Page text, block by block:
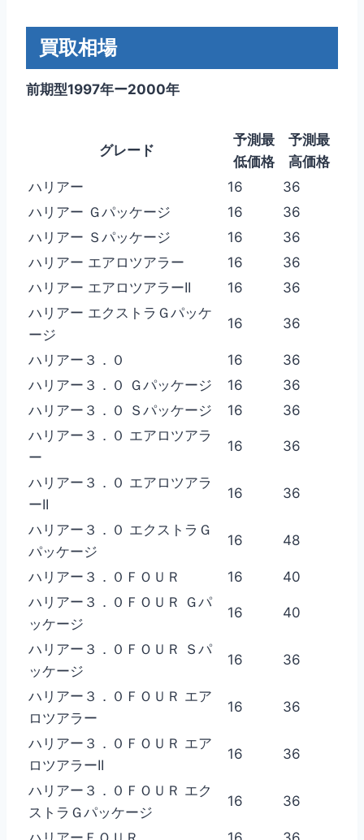
買取相場
前期型1997年ー2000年
グレード
予測最
低価格
予測最
高価格
ハリアー
16
36
ハリアー Ｇパッケージ
16
36
ハリアー Ｓパッケージ
16
36
ハリアー エアロツアラー
16
36
ハリアー エアロツアラーII
16
36
ハリアー エクストラＧパッケ
ージ
16 36
ハリアー３．０ 16
36
ハリアー３．０ Ｇパッケージ
16
36
ハリアー３．０ Ｓパッケージ
16
36
ハリアー３．０ エアロツアラ
ー
16 36
ハリアー３．０ エアロツアラ
ーII
16 36
ハリアー３．０ エクストラＧ
パッケージ
16 48
ハリアー３．０ＦＯＵＲ 16
40
ハリアー３．０ＦＯＵＲ Ｇパ
ッケージ
16 40
ハリアー３．０ＦＯＵＲ Ｓパ
ッケージ
16 36
ハリアー３．０ＦＯＵＲ エア
ロツアラー
16 36
ハリアー３．０ＦＯＵＲ エア
ロツアラーII
16 36
ハリアー３．０ＦＯＵＲ エク
ストラＧパッケージ
16 36